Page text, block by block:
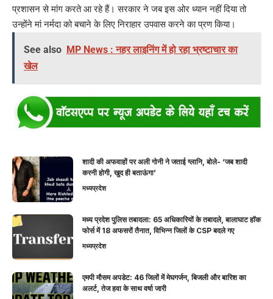
प्रशासन से मांग करते आ रहे हैं। सरकार ने जब इस ओर ध्यान नहीं दिया तो
उन्होंने मां नर्मदा को बचाने के लिए निराहार उपवास करने का प्रण किया।
See also MP News : नहर लाइनिंग में हो रहा भ्रष्टाचार का
खेल
शादी की अफवाहों पर अली गोनी ने जताई ग्लानि, बोले- ‘जब शादी
करनी होगी, खुद ही बताऊंगा’
मध्यप्रदेश
मध्य प्रदेश पुलिस तबादला: 65 अधिकारियों के तबादले, बालाघाट हॉक
फोर्स में 18 अफसरों तैनात, विभिन्न जिलों के CSP बदले गए
मध्यप्रदेश
एमपी मौसम अपडेट: 46 जिलों में मेघगर्जन, बिजली और बारिश का
अलर्ट, तेज हवा के साथ वर्षा जारी